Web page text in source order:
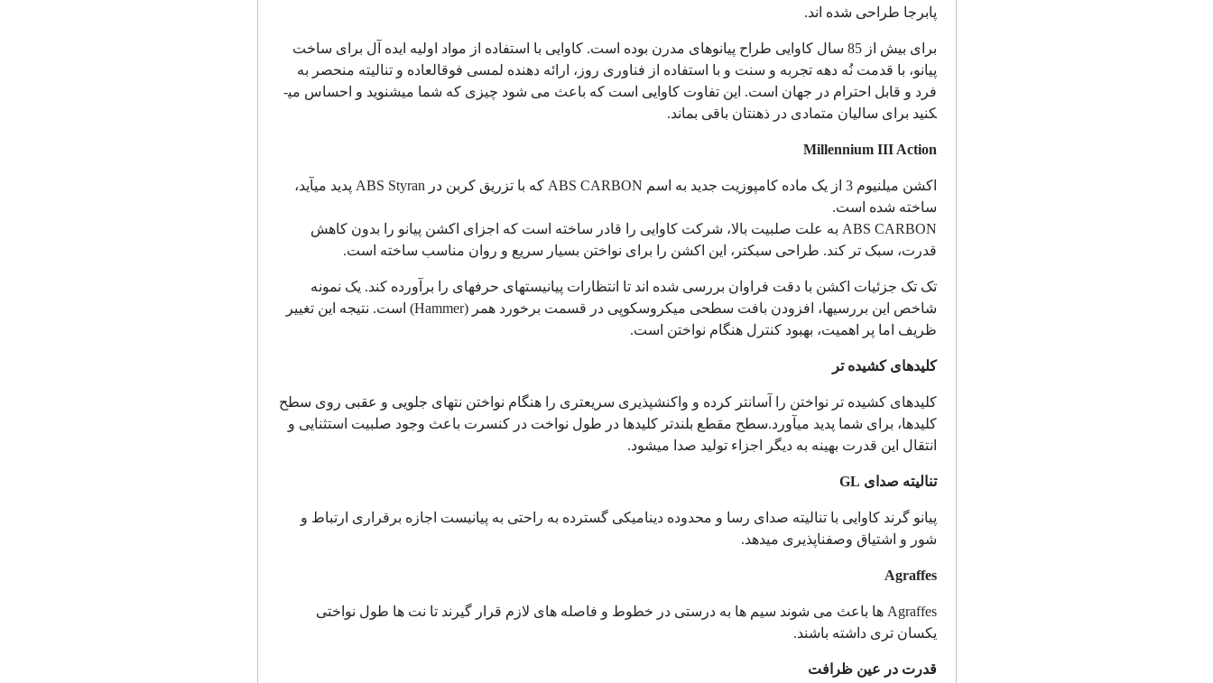
پابرجا طراحی شده اند.
برای بیش از 85 سال کاوایی طراح پیانوهای مدرن بوده است. کاوایی با استفاده از مواد اولیه ایده آل برای ساخت
پیانو، با قدمت نُه دهه تجربه و سنت و با استفاده از فناوری روز، ارائه دهنده لمسی فوق­العاده و تنالیته منحصر به
فرد و قابل احترام در جهان است. این تفاوت کاوایی است که باعث می شود چیزی که شما می­شنوید و احساس می­
کنید برای سالیان متمادی در ذهنتان باقی بماند.
Millennium III Action
اکشن میلنیوم 3 از یک ماده کامپوزیت جدید به اسم ABS CARBON که با تزریق کربن درABS Styran پدید می­آید،
ساخته شده است.
ABS CARBON به علت صلبیت بالا، شرکت کاوایی را قادر ساخته است که اجزای اکشن پیانو را بدون کاهش
قدرت، سبک تر کند. طراحی سبکتر، این اکشن را برای نواختن بسیار سریع و روان مناسب ساخته است.
تک تک جزئیات اکشن با دقت فراوان بررسی شده اند تا انتظارات پیانیست­های حرفه­ای را برآورده کند. یک نمونه
شاخص این بررسی­ها، افزودن بافت سطحی میکروسکوپی در قسمت برخورد همر(Hammer) است. نتیجه این تغییر
ظریف اما پر اهمیت، بهبود کنترل هنگام نواختن است.
کلیدهای کشیده تر
کلیدهای کشیده تر نواختن را آسان­تر کرده و واکنش­پذیری سریعتری را هنگام نواختن نت­های جلویی و عقبی روی سطح
کلیدها، برای شما پدید می­آورد.سطح مقطع بلندتر کلیدها در طول نواخت در کنسرت باعث وجود صلبیت استثنایی و
انتقال این قدرت بهینه به دیگر اجزاء تولید صدا می­شود.
تنالیته صدای GL
پیانو گرند کاوایی با تنالیته صدای رسا و محدوده دینامیکی گسترده به راحتی به پیانیست اجازه برقراری ارتباط و
شور و اشتیاق وصف­ناپذیری می­دهد.
Agraffes
Agraffes ها باعث می شوند سیم ها به درستی در خطوط و فاصله های لازم قرار گیرند تا نت ها طول نواختی
یکسان تری داشته باشند.
قدرت در عین ظرافت